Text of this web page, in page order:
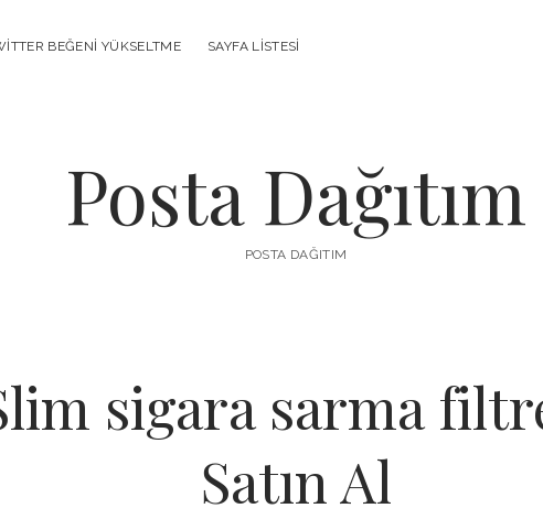
BEĞENI YÜKSELTME SAYFA LISTESI
Posta Dağıtım
POSTA DAĞITIM
sigara sarma
Satın Al